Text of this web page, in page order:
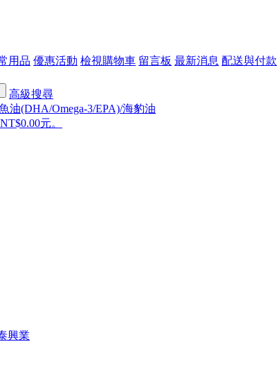
用品 優惠活動 檢視購物車 留言板 最新消息 配送與付款
高級搜尋
油(DHA/Omega-3/EPA)/海豹油
元。
興業